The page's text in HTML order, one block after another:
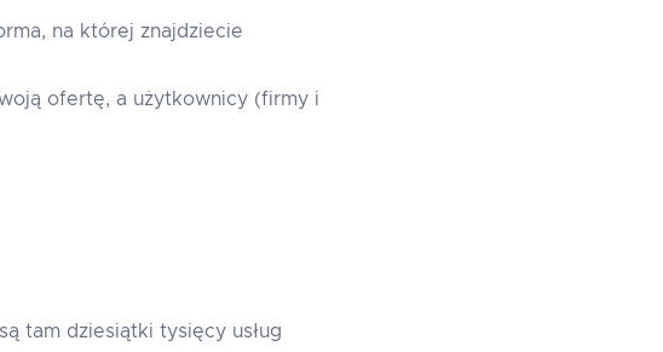
na której znajdziecie
ofertę, a użytkownicy (firmy i
tam dziesiątki tysięcy usług